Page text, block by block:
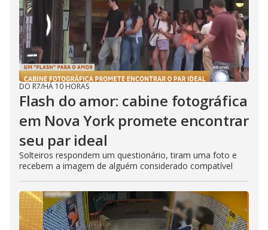
DO R7/HÁ 10 HORAS
Flash do amor: cabine fotográfica
em Nova York promete encontrar
seu par ideal
Solteiros respondem um questionário, tiram uma foto e
recebem a imagem de alguém considerado compatível